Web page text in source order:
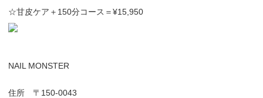
☆甘皮ケア＋150分コース＝¥15,950
NAIL MONSTER
住所 〒150-0043